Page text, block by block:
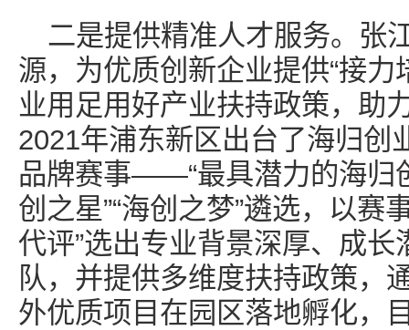
二是提供精准人才服务。张
源，为优质创新企业提供“接力
业用足用好产业扶持政策，助
2021年浦东新区出台了海归创
品牌赛事——“最具潜力的海归
创之星”“海创之梦”遴选，以赛
代评”选出专业背景深厚、成
队，并提供多维度扶持政策，
外优质项目在园区落地孵化，